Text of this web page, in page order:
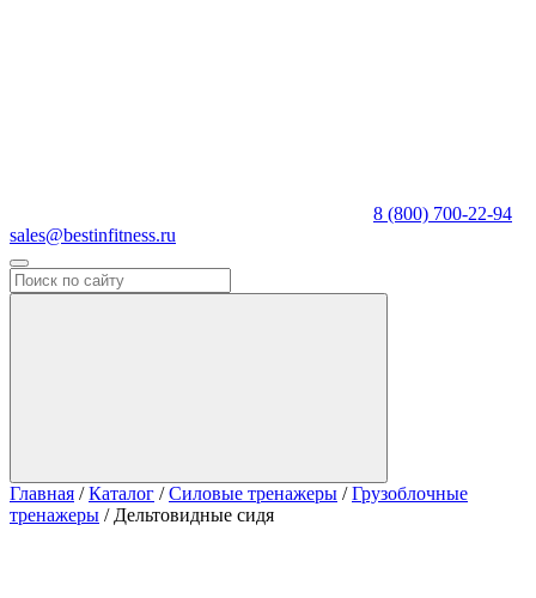
8 (800) 700-22-94
sales@bestinfitness.ru
Главная / Каталог / Силовые тренажеры / Грузоблочные
тренажеры / Дельтовидные сидя